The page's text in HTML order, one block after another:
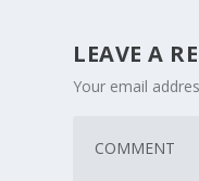
LEAVE A
Your email